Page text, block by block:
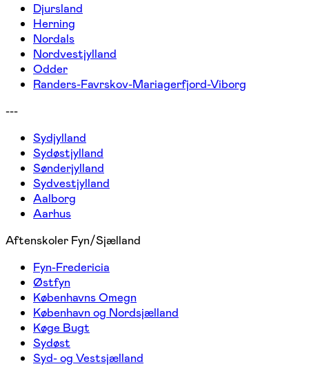
Djursland
Herning
Nordals
Nordvestjylland
Odder
Randers-Favrskov-Mariagerfjord-Viborg
---
Sydjylland
Sydøstjylland
Sønderjylland
Sydvestjylland
Aalborg
Aarhus
Aftenskoler Fyn/Sjælland
Fyn-Fredericia
Østfyn
Københavns Omegn
København og Nordsjælland
Køge Bugt
Sydøst
Syd- og Vestsjælland